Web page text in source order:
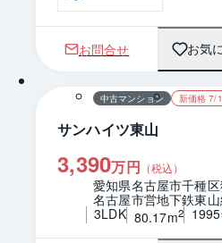
お問合せ お気
1
中古マンション 新価格 7/
サンハイツ東山
3,390万円 （税込）
愛知県名古屋市千種
名古屋市営地下鉄東
3LDK 80.17m2